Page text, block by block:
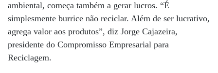
ambiental, começa também a gerar lucros. “É
simplesmente burrice não reciclar. Além de ser lucrativo,
agrega valor aos produtos”, diz Jorge Cajazeira,
presidente do Compromisso Empresarial para
Reciclagem.